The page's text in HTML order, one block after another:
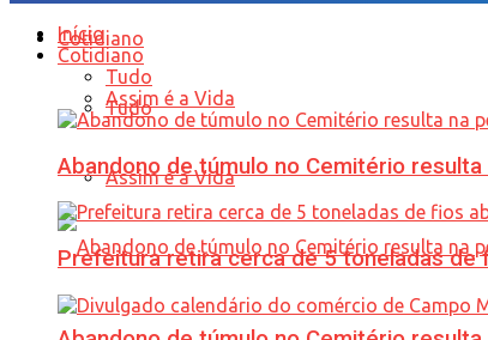
Cotidiano
Tudo
Assim é a Vida
Início
Cotidiano
Tudo
Assim é a Vida
Abandono de túmulo no Cemitério
Prefeitura retira cerca de 5 toneladas de